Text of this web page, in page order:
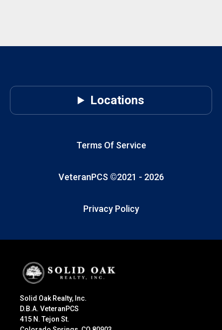
Locations
Terms Of Service
VeteranPCS ©2021 - 2026
Privacy Policy
Solid Oak Realty, Inc.
D.B.A. VeteranPCS
415 N. Tejon St.